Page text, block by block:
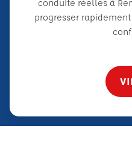
conduite réelles à
progresser